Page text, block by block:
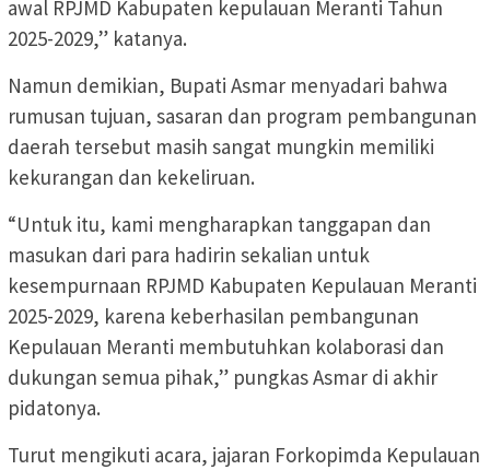
awal RPJMD Kabupaten kepulauan Meranti Tahun
2025-2029,” katanya.
Namun demikian, Bupati Asmar menyadari bahwa
rumusan tujuan, sasaran dan program pembangunan
daerah tersebut masih sangat mungkin memiliki
kekurangan dan kekeliruan.
“Untuk itu, kami mengharapkan tanggapan dan
masukan dari para hadirin sekalian untuk
kesempurnaan RPJMD Kabupaten Kepulauan Meranti
2025-2029, karena keberhasilan pembangunan
Kepulauan Meranti membutuhkan kolaborasi dan
dukungan semua pihak,” pungkas Asmar di akhir
pidatonya.
Turut mengikuti acara, jajaran Forkopimda Kepulauan